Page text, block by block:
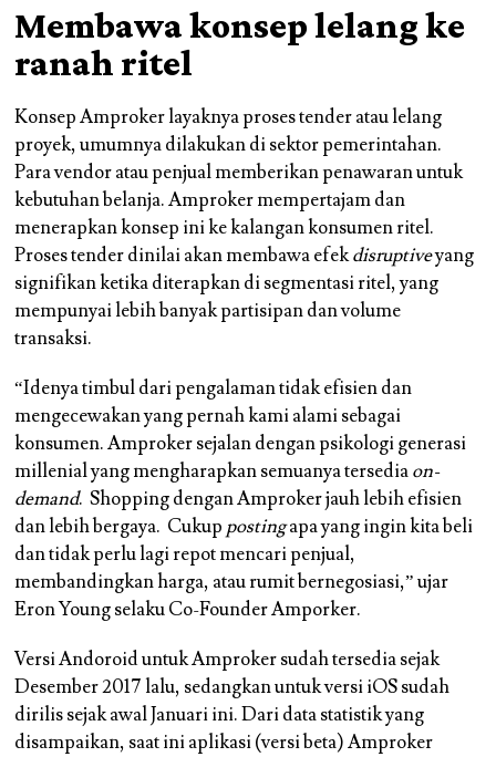
Membawa konsep lelang ke
ranah ritel
Konsep Amproker layaknya proses tender atau lelang
proyek, umumnya dilakukan di sektor pemerintahan.
Para vendor atau penjual memberikan penawaran untuk
kebutuhan belanja. Amproker mempertajam dan
menerapkan konsep ini ke kalangan konsumen ritel.
Proses tender dinilai akan membawa efekdisruptiveyang
signifikan ketika diterapkan di segmentasi ritel, yang
mempunyai lebih banyak partisipan dan volume
transaksi.
“Idenya timbul dari pengalaman tidak efisien dan
mengecewakan yang pernah kami alami sebagai
konsumen. Amproker sejalan dengan psikologi generasi
millenial yang mengharapkan semuanya tersediaon-
demand. Shopping dengan Amproker jauh lebih efisien
dan lebih bergaya. Cukup postingapa yang ingin kita beli
dan tidak perlu lagi repot mencari penjual,
membandingkan harga, atau rumit bernegosiasi,” ujar
Eron Young selaku Co-Founder Amporker.
Versi Andoroid untuk Amproker sudah tersedia sejak
Desember 2017 lalu, sedangkan untuk versi iOS sudah
dirilis sejak awal Januari ini. Dari data statistik yang
disampaikan, saat ini aplikasi (versi beta) Amproker